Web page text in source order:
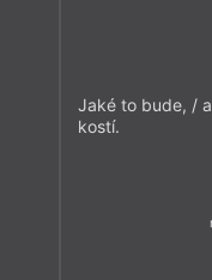
Jaké to bude, /
kostí.